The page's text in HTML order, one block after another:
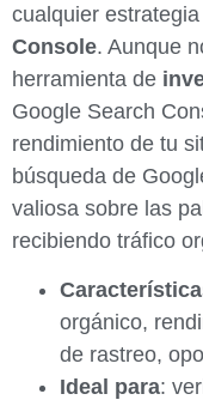
cualquier
Console. Aunque
herramienta de
Google Search
rendimiento de tu
búsqueda de
valiosa sobre las
recibiendo tráfico
orgánico,
de rastreo,
Ideal para: